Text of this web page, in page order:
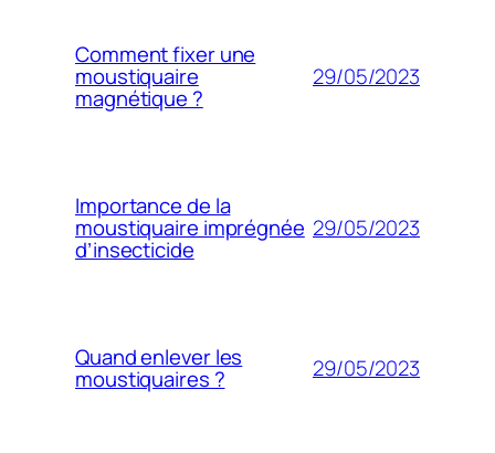
Comment fixer une
moustiquaire
magnétique ?
29/05/2023
Importance de la
moustiquaire imprégnée
d’insecticide
29/05/2023
Quand enlever les
moustiquaires ? 29/05/2023